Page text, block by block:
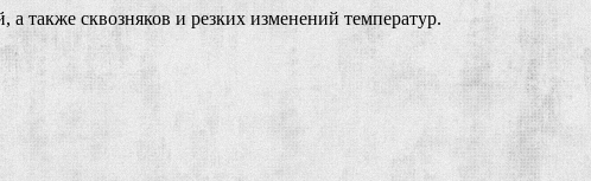
также сквозняков и резких изменений температур.